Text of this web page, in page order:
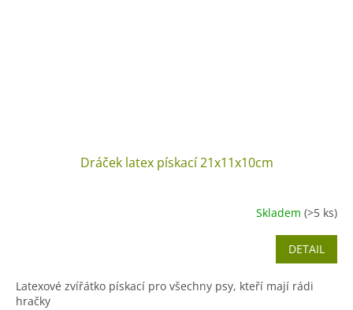
Dráček latex pískací 21x11x10cm
Skladem (>5 ks)
DETAIL
Latexové zvířátko pískací pro všechny psy, kteří mají rádi
hračky